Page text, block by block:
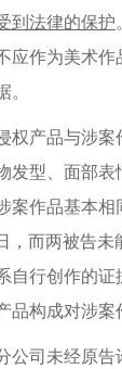
到法律的保护
应作为美术
产品与涉案
发型、面部表
案作品基本
，而两被告未
自行创作的证
构成对涉案
司未经原告